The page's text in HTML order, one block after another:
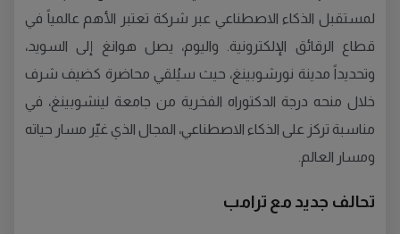
لمستقبل الذكاء الاصطناعي عبر شركة تعتبر الأهم عالمياً في
قطاع الرقائق الإلكترونية. واليوم، يصل هوانغ إلى السويد،
وتحديداً مدينة نورشوبينغ، حيث سيُلقي محاضرة كضيف شرف
خلال منحه درجة الدكتوراه الفخرية من جامعة لينشوبينغ، في
مناسبة تركز على الذكاء الاصطناعي، المجال الذي غيّر مسار حياته
ومسار العالم.
تحالف جديد مع ترامب